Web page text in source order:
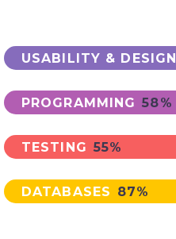
USABILITY & DESIGN
PROGRAMMING 58%
TESTING 55%
DATABASES 87%